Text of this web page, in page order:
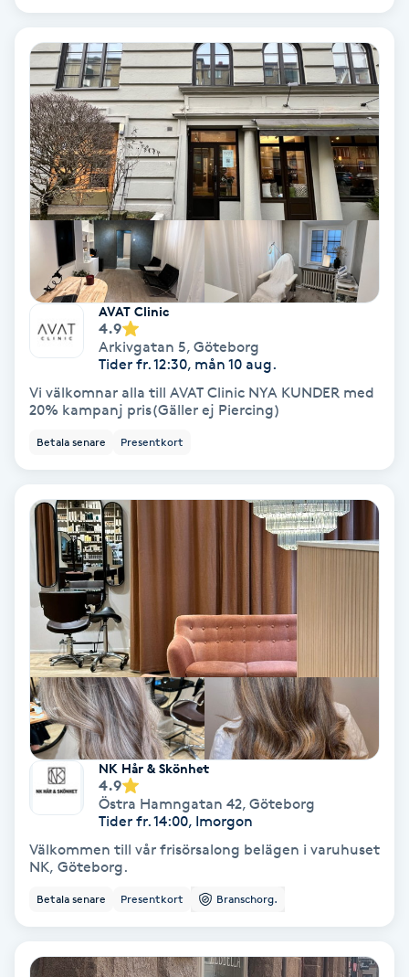
Ansiktsbehandling djuprengörande
Babylights
Balayage
Bambumassage
Barber
Barnklippning
BIAB
Blowout
Bottenfärg
Brynformning
Brynfärgning
Brynplockning
Bröllopsuppsättning
Celluliter
Coachning
Color correction
Damklippning
AVAT Clinic
4.9
Arkivgatan 5, Göteborg
Tider fr. 12:30, mån 10 aug.
Vi välkomnar alla till AVAT Clinic NYA KUNDER med
20% kampanj pris(Gäller ej Piercing)
Betala senare Presentkort
NK Hår & Skönhet
4.9
Östra Hamngatan 42, Göteborg
Tider fr. 14:00, Imorgon
Välkommen till vår frisörsalong belägen i varuhuset
NK, Göteborg.
Betala senare Presentkort Branschorg.